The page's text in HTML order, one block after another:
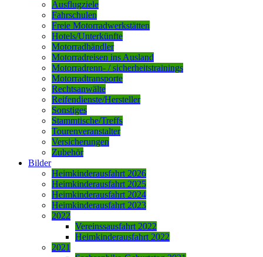
Ausflugziele
Fahrschulen
Freie Motorradwerkstätten
Hotels/Unterkünfte
Motorradhändler
Motorradreisen ins Ausland
Motorradrenn- / sicherheitstrainings
Motorradtransporte
Rechtsanwälte
Reifendienste/Hersteller
Sonstiges
Stammtische/Treffs
Tourenveranstalter
Versicherungen
Zubehör
Bilder
Heimkinderausfahrt 2026
Heimkinderausfahrt 2025
Heimkinderausfahrt 2024
Heimkinderausfahrt 2023
2022
Vereinssausfahrt 2022
Heimkinderausfahrt 2022
2021